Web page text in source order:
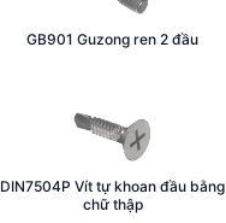
GB901 Guzong ren 2 đầu
DIN7504P Vít tự khoan đầu bằng
chữ thập